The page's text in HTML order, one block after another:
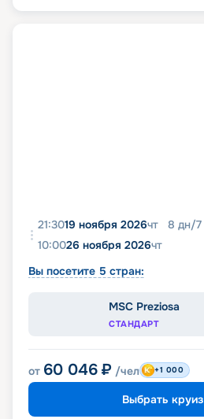
21:3019 ноября 2026чт 8 дн/7
10:0026 ноября 2026чт
Вы посетите 5 стран:
MSC Preziosa
СТАНДАРТ
от 60 046 ₽ /чел +1 000
Выбрать круиз